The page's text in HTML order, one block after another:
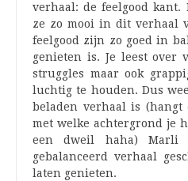
verhaal: de feelgood
ze zo mooi in dit verhaal
feelgood zijn zo goed in
genieten is. Je leest over
struggles maar ook
luchtig te houden. Dus
beladen verhaal is
met welke achtergrond je
een dweil haha) Marli
gebalanceerd verhaal
laten genieten.